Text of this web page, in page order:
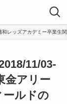
レッズアカデミー卒業生
11/03-
金アリー
ールドの